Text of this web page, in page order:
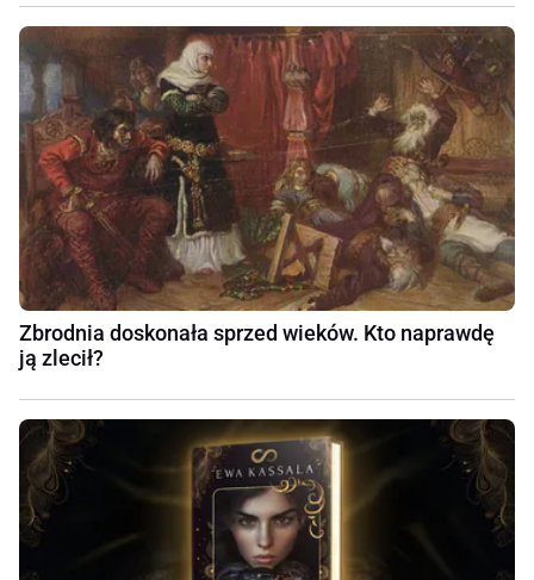
Zbrodnia doskonała sprzed wieków. Kto naprawdę
ją zlecił?